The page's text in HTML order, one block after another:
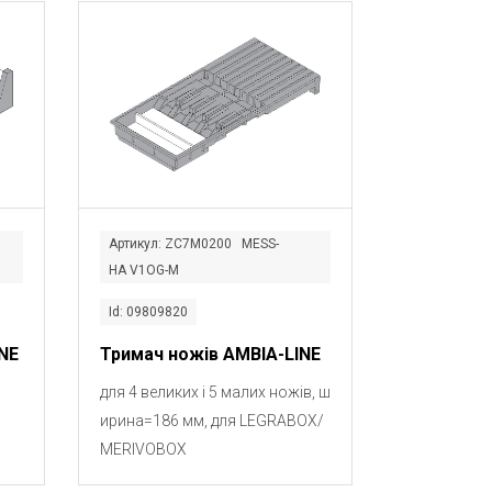
Артикул: ZC7M0200 MESS-
HA V1OG-M
Id: 09809820
Тримач ножів AMBIA-LINE
для 4 великих і 5 малих ножів, ш
ирина=186 мм, для LEGRABOX/
MERIVOBOX